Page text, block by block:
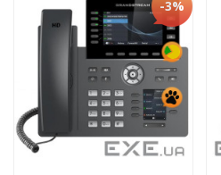
-3%